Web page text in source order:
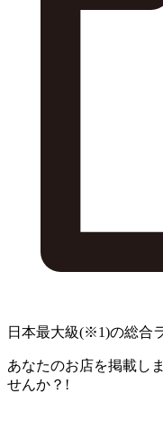
日本最大級(※1)の総合
あなたのお店を掲載し
せんか？!